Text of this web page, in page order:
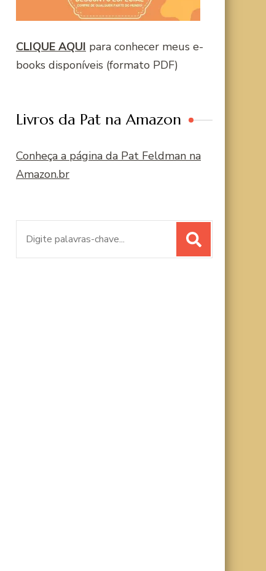
CLIQUE AQUI para conhecer meus e-
books disponíveis (formato PDF)
Livros da Pat na Amazon
Conheça a página da Pat Feldman na
Amazon.br